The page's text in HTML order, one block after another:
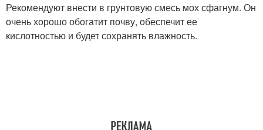
Рекомендуют внести в грунтовую смесь мох сфагнум. Он
очень хорошо обогатит почву, обеспечит ее
кислотностью и будет сохранять влажность.